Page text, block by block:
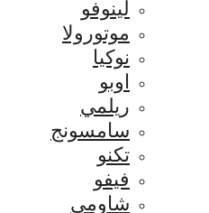
لينوفو
موتورولا
نوكيا
اوبو
ريلمي
سامسونج
تكنو
فيفو
شاومي